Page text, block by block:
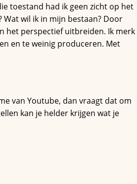
toestand had ik geen zicht op het
wil ik in mijn bestaan? Door
het perspectief uitbreiden. Ik merk
en te weinig produceren. Met
van Youtube, dan vraagt dat om
kan je helder krijgen wat je